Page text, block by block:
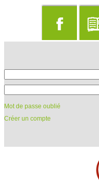
Mot de passe oublié
Créer un compte